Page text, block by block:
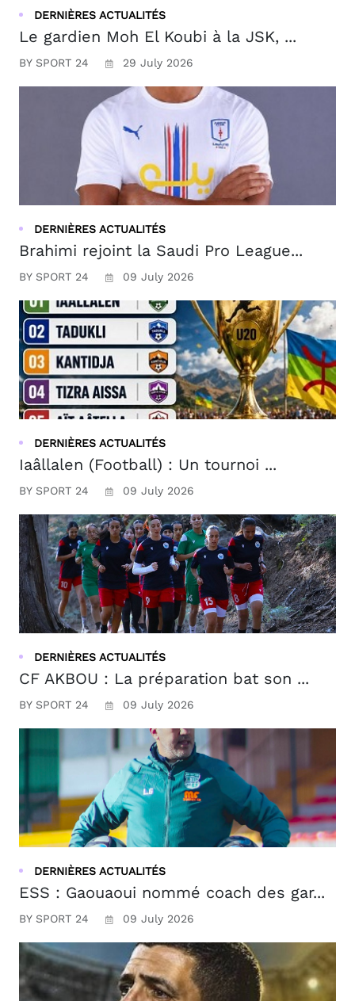
DERNIÈRES ACTUALITÉS
Le gardien Moh El Koubi à la JSK, ...
BY SPORT 24 29 July 2026
DERNIÈRES ACTUALITÉS
Brahimi rejoint la Saudi Pro League...
BY SPORT 24 09 July 2026
DERNIÈRES ACTUALITÉS
Iaâllalen (Football) : Un tournoi ...
BY SPORT 24 09 July 2026
DERNIÈRES ACTUALITÉS
CF AKBOU : La préparation bat son ...
BY SPORT 24 09 July 2026
DERNIÈRES ACTUALITÉS
ESS : Gaouaoui nommé coach des gar...
BY SPORT 24 09 July 2026